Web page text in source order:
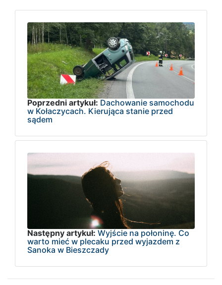
Poprzedni artykuł: Dachowanie samochodu
w Kołaczycach. Kierująca stanie przed
sądem
Następny artykuł: Wyjście na połoninę. Co
warto mieć w plecaku przed wyjazdem z
Sanoka w Bieszczady